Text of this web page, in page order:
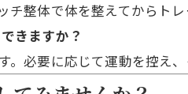
チ整体で体を整えてからトレ
きますか？
。必要に応じて運動を控え、